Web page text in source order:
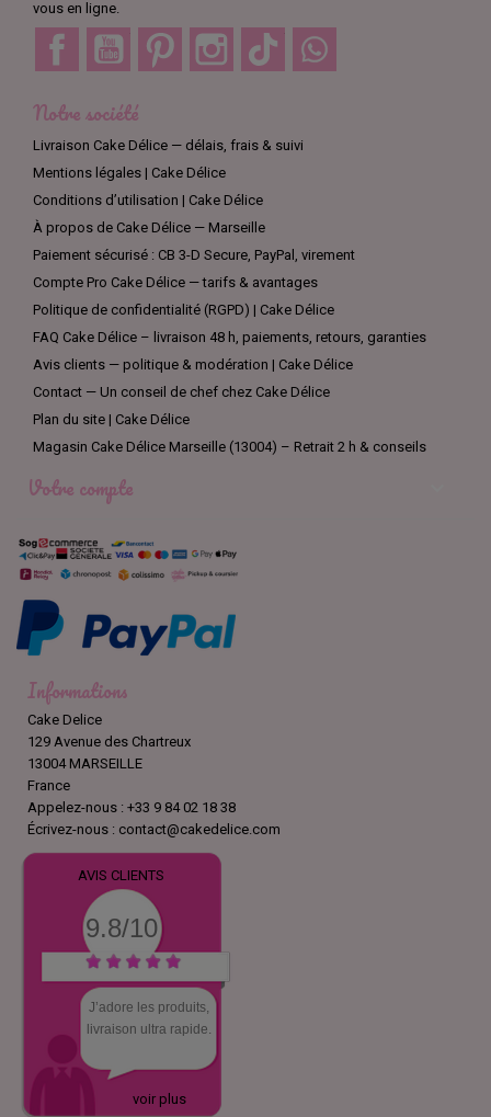
vous en ligne.
Facebook YouTube Pinterest Instagram TikTok
Notre société
Livraison Cake Délice — délais, frais & suivi
Mentions légales | Cake Délice
Conditions d’utilisation | Cake Délice
À propos de Cake Délice — Marseille
Paiement sécurisé : CB 3-D Secure, PayPal, virement
Compte Pro Cake Délice — tarifs & avantages
Politique de confidentialité (RGPD) | Cake Délice
FAQ Cake Délice – livraison 48 h, paiements, retours, garanties
Avis clients — politique & modération | Cake Délice
Contact — Un conseil de chef chez Cake Délice
Plan du site | Cake Délice
Magasin Cake Délice Marseille (13004) – Retrait 2 h & conseils
Votre compte
Informations
Cake Delice
129 Avenue des Chartreux
13004 MARSEILLE
France
Appelez-nous : +33 9 84 02 18 38
Écrivez-nous : contact@cakedelice.com
AVIS CLIENTS
9.8/10
J’adore les produits,
livraison ultra rapide.
voir plus